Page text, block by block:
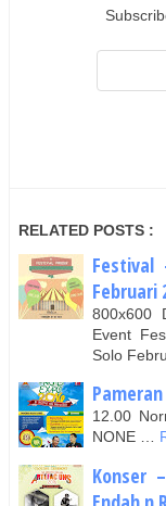
RELATED POSTS :
Festival
Februari
800x600
Event
Solo
Pameran
12.00
NONE …
Konser